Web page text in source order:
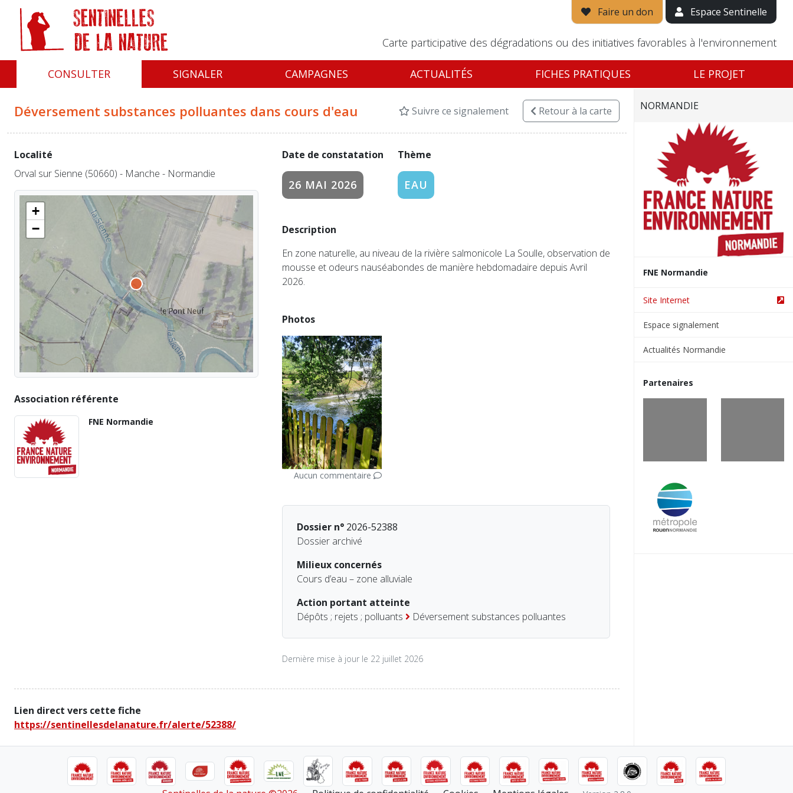
Faire un don Espace Sentinelle
Carte participative des dégradations ou des initiatives favorables à l'environnement
CONSULTER SIGNALER CAMPAGNES ACTUALITÉS FICHES PRATIQUES LE PROJET
Déversement substances polluantes dans cours d'eau Suivre ce signalement Retourà la carte
Date de constatation
26 MAI 2026
Thème
EAU
Description
En zone naturelle, au niveau de la rivière salmonicole La Soulle, observation de
mousse et odeurs nauséabondes de manière hebdomadaire depuis Avril
2026.
Photos
Aucun commentaire
Dossier n°2026-52388
Dossier archivé
Milieux concernés
Cours d’eau – zone alluviale
Action portant atteinte
Dépôts ; rejets ; polluants
Déversement substances polluantes
Dernière mise à jour le 22 juillet 2026
Localité
Orval sur Sienne (50660) - Manche - Normandie
+
−
Association référente
FNE Normandie
Lien direct vers cette fiche
https://sentinellesdelanature.fr/alerte/52388/
NORMANDIE
FNE Normandie
Site Internet
Espace signalement
Actualités Normandie
Partenaires
Panneau de gestion des cookies